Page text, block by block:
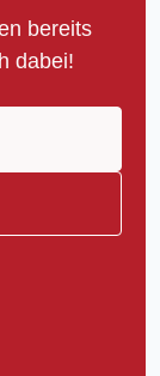
bereits
dabei!